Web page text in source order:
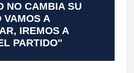
NO CAMBIA SU
VAMOS A
IREMOS A
PARTIDO"